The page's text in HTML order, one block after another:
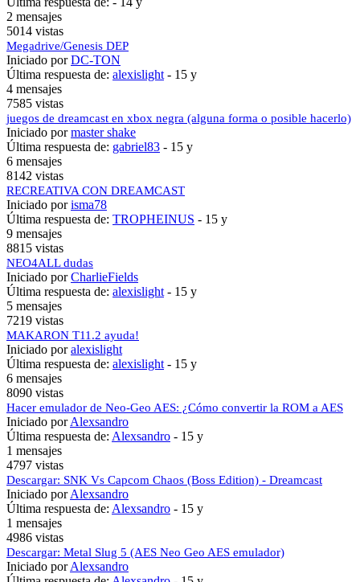
2 mensajes
5014 vistas
Megadrive/Genesis DEP
Iniciado porDC-TON
Última respuesta de: alexislight - 15 y
4 mensajes
7585 vistas
juegos de dreamcast en xbox negra (alguna forma o posible hacerlo)
Iniciado pormaster shake
Última respuesta de: gabriel83 - 15 y
6 mensajes
8142 vistas
RECREATIVA CON DREAMCAST
Iniciado porisma78
Última respuesta de: TROPHEINUS - 15 y
9 mensajes
8815 vistas
NEO4ALL dudas
Iniciado porCharlieFields
Última respuesta de: alexislight - 15 y
5 mensajes
7219 vistas
MAKARON T11.2 ayuda!
Iniciado poralexislight
Última respuesta de: alexislight - 15 y
6 mensajes
8090 vistas
Hacer emulador de Neo-Geo AES: ¿Cómo convertir la ROM a AES
Iniciado porAlexsandro
Última respuesta de: Alexsandro - 15 y
1 mensajes
4797 vistas
Descargar: SNK Vs Capcom Chaos (Boss Edition) - Dreamcast
Iniciado porAlexsandro
Última respuesta de: Alexsandro - 15 y
1 mensajes
4986 vistas
Descargar: Metal Slug 5 (AES Neo Geo AES emulador)
Iniciado porAlexsandro